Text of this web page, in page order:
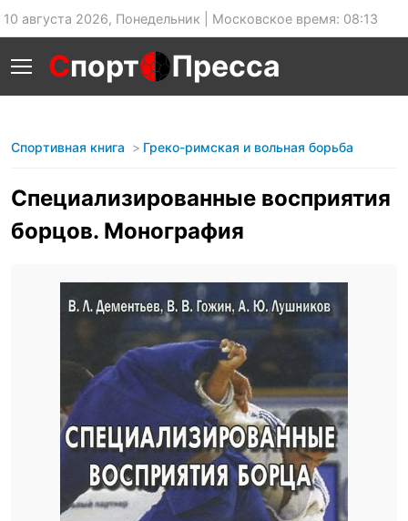
10 августа 2026, Понедельник | Московское время: 08:13
Спорт Пресса
Спортивная книга Греко-римская и вольная борьба
Специализированные восприятия
борцов. Монография